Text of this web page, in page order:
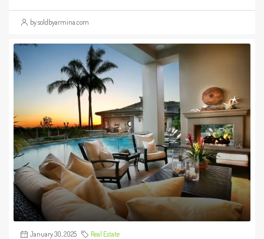
by soldbyarmina.com
January 30, 2025 Real Estate